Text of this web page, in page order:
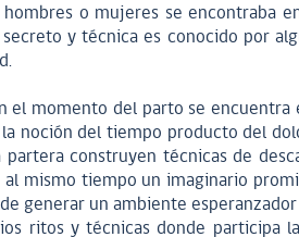
o mujeres se encontraba
secreto y técnica es conocido por
el momento del parto se
noción del tiempo producto del
partera construyen técnicas de
al mismo tiempo un imaginario
generar un ambiente
ritos y técnicas donde participa